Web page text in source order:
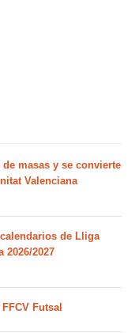
masas y se convierte
Valenciana
de Lliga
2026/2027
Futsal